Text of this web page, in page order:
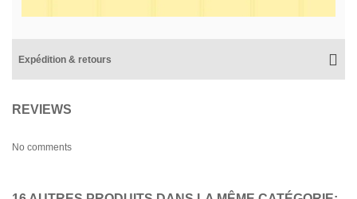
Expédition & retours
REVIEWS
No comments